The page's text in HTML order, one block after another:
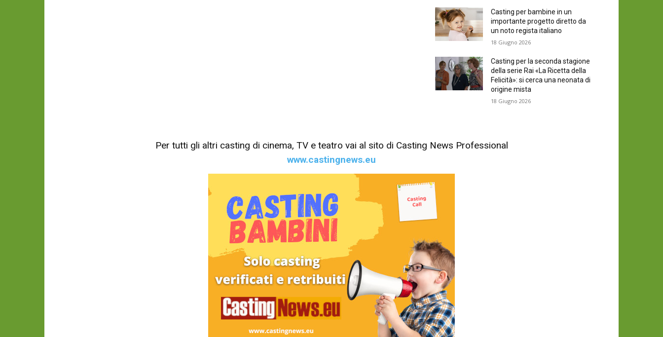
Casting per bambine in un
importante progetto diretto da
un noto regista italiano
18 Giugno 2026
Casting per la seconda stagione
della serie Rai «La Ricetta della
Felicità»: si cerca una neonata di
origine mista
18 Giugno 2026
Per tutti gli altri casting di cinema, TV e teatro vai al sito di Casting News Professional
www.castingnews.eu